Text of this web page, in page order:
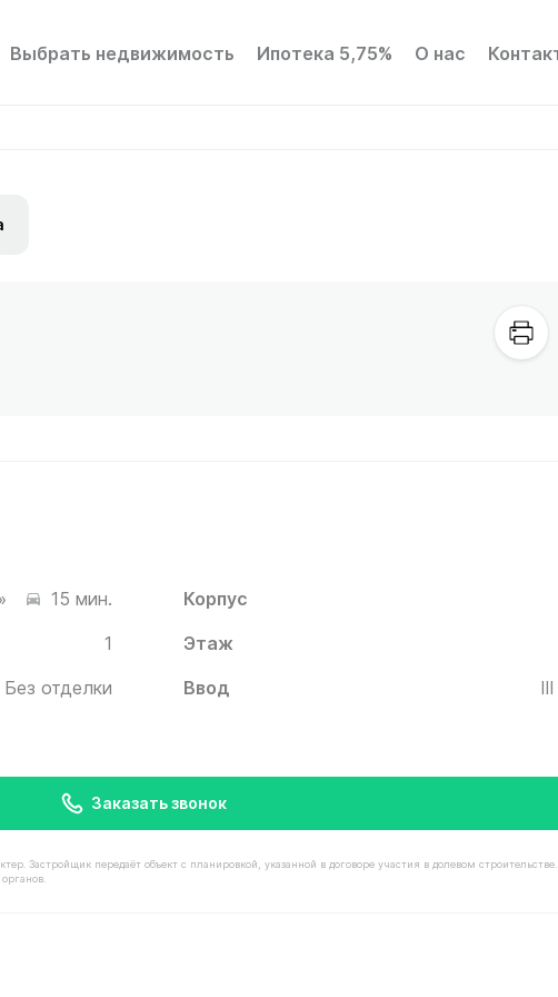
Выбрать недвижимость Ипотека 5,75% О нас
15 мин. Корпус
1 Этаж
Без отделки Ввод
Заказать звонок
Застройщик передаёт объект с планировкой, указанной в договоре участия в долевом